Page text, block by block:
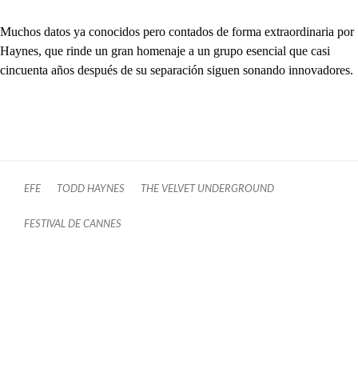
Muchos datos ya conocidos pero contados de forma extraordinaria por
Haynes, que rinde un gran homenaje a un grupo esencial que casi
cincuenta años después de su separación siguen sonando innovadores.
EFE TODD HAYNES THE VELVET UNDERGROUND
FESTIVAL DE CANNES